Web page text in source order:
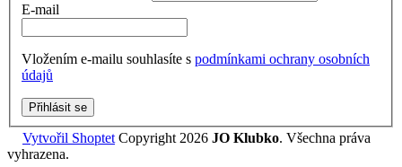
E-mail
Vložením e-mailu souhlasíte s podmínkami ochrany osobních
údajů
Přihlásit se
Vytvořil Shoptet Copyright 2026 JO Klubko. Všechna práva
vyhrazena.